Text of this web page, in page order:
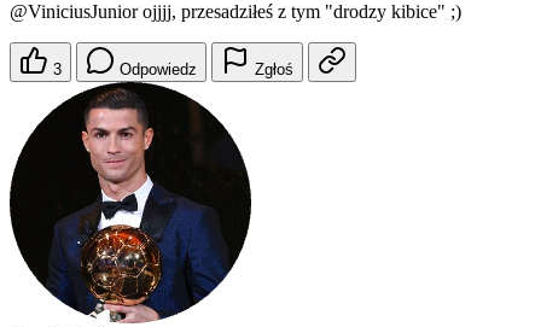
@ViniciusJuniorojjjj, przesadziłeś z tym "drodzy kibice" ;)
3 Odpowiedz Zgłoś